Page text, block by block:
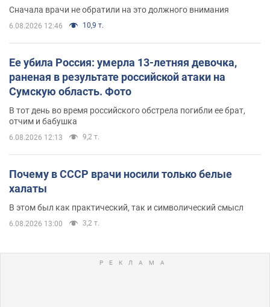
Сначала врачи не обратили на это должного внимания
6.08.2026 12:46 10,9 т.
Ее убила Россия: умерла 13-летняя девочка,
раненая в результате российской атаки на
Сумскую область. Фото
В тот день во время российского обстрела погибли ее брат,
отчим и бабушка
6.08.2026 12:13 9,2 т.
Почему в СССР врачи носили только белые
халаты
В этом был как практический, так и символический смысл
6.08.2026 13:00 3,2 т.